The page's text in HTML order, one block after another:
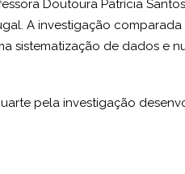
Doutoura Patrícia
A investigação
sistematização de dados
pela investigação